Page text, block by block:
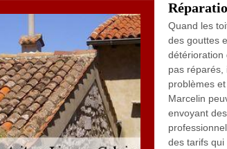
Quand les
des gouttes
détérioration
pas réparés,
problèmes
Marcelin
envoyant
des tarifs